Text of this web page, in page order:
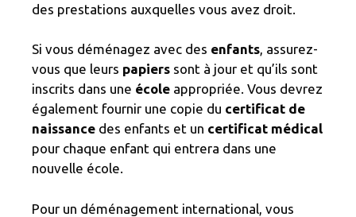
des prestations auxquelles vous avez droit.
Si vous déménagez avec des enfants, assurez-
vous que leurs papiers sont à jour et qu’ils sont
inscrits dans une école appropriée. Vous devrez
également fournir une copie du certificat de
naissance des enfants et un certificat médical
pour chaque enfant qui entrera dans une
nouvelle école.
Pour un déménagement international, vous